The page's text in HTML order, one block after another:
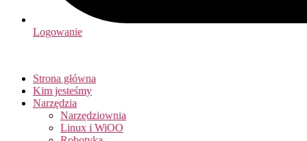
Logowanie
Strona główna
Kim jesteśmy
Narzędzia
Narzędziownia
Linux i WiOO